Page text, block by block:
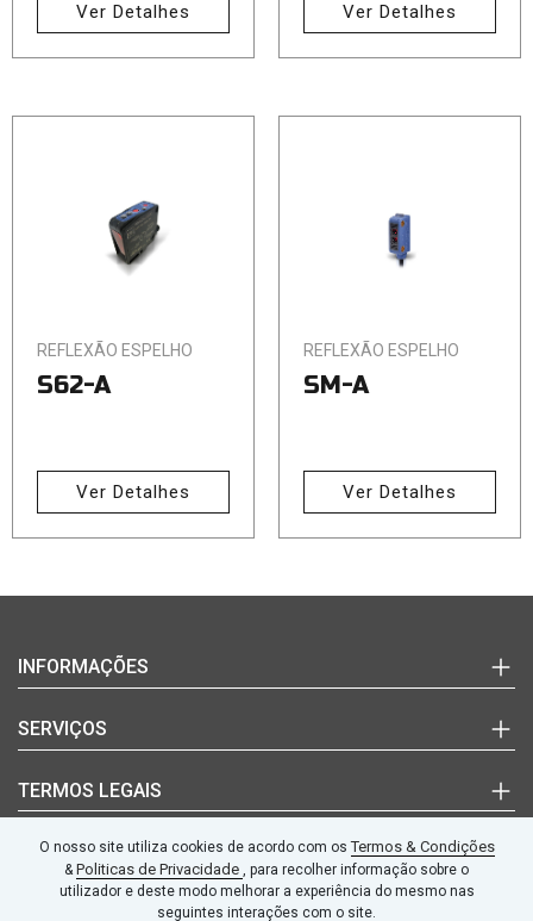
Login
(+351)
(chamada
para
rede
nacional)
Ver Detalhes Ver Detalhes
REFLEXÃO ESPELHO
S62-A
Ver Detalhes
REFLEXÃO ESPELHO
SM-A
Ver Detalhes
O nosso site utiliza cookies de acordo com osTermos & Condições
&Politicas de Privacidade , para recolher informação sobre o
utilizador e deste modo melhorar a experiência do mesmo nas
seguintes interações com o site.
INFORMAÇÕES
Marcas
Documentos Técnicos
Notícias
Blog
SERVIÇOS
Quem Somos
Contactos
TERMOS LEGAIS
Termos e Condições
Politicas de Privacidade
Livro de Reclamações
SEGUE-NOS